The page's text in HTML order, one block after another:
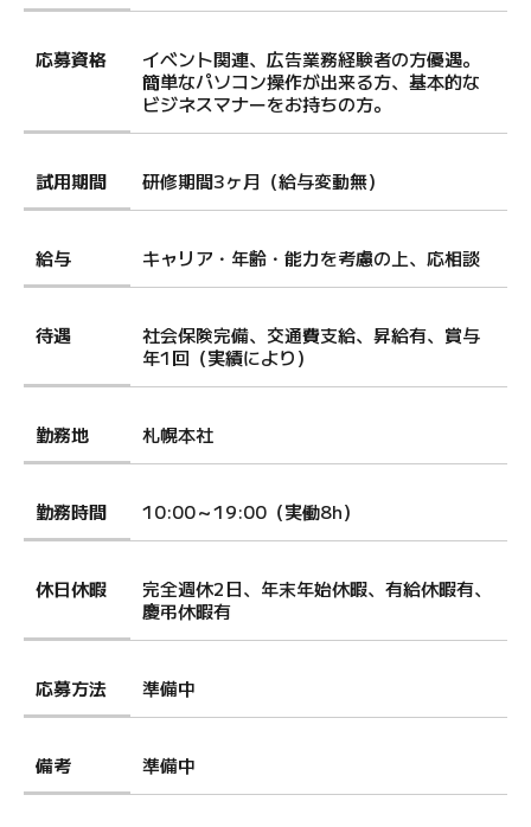
応募資格
イベント関連、広告業務経験者の方優遇。
簡単なパソコン操作が出来る方、基本的な
ビジネスマナーをお持ちの方。
試用期間 研修期間3ヶ月（給与変動無）
給与 キャリア・年齢・能力を考慮の上、応相談
待遇
社会保険完備、交通費支給、昇給有、賞与
年1回（実績により）
勤務地 札幌本社
勤務時間 10:00～19:00（実働8h）
休日休暇
完全週休2日、年末年始休暇、有給休暇有、
慶弔休暇有
応募方法 準備中
備考 準備中